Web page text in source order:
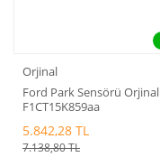
Orjinal
Ford Park Sensörü Orjinal
F1CT15K859aa
5.842,28 TL
7.138,80 TL